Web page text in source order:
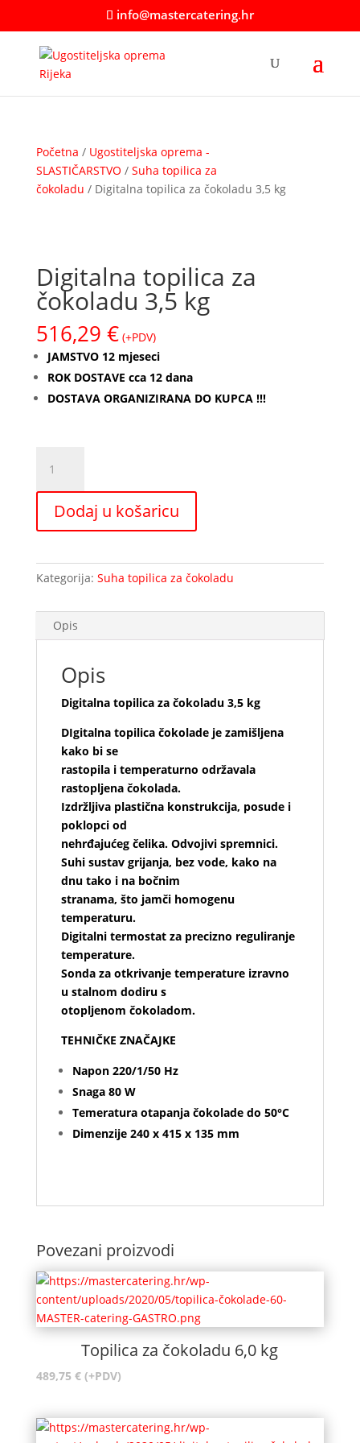
info@mastercatering.hr
Početna / Ugostiteljska oprema -
SLASTIČARSTVO / Suha topilica za
čokoladu / Digitalna topilica za čokoladu 3,5 kg
Digitalna topilica za
čokoladu 3,5 kg
516,29 € (+PDV)
JAMSTVO 12 mjeseci
ROK DOSTAVE cca 12 dana
DOSTAVA ORGANIZIRANA DO KUPCA !!!
topilica
za
čokoladu
3,5
količina
Dodaj u košaricu
Kategorija: Suha topilica za čokoladu
Opis
Opis
Digitalna topilica za čokoladu 3,5 kg
DIgitalna topilica čokolade je zamišljena
kako bi se
rastopila i temperaturno održavala
rastopljena čokolada.
Izdržljiva plastična konstrukcija, posude i
poklopci od
nehrđajućeg čelika. Odvojivi spremnici.
Suhi sustav grijanja, bez vode, kako na
dnu tako i na bočnim
stranama, što jamči homogenu
temperaturu.
Digitalni termostat za precizno reguliranje
temperature.
Sonda za otkrivanje temperature izravno
u stalnom dodiru s
otopljenom čokoladom.
TEHNIČKE ZNAČAJKE
Napon 220/1/50 Hz
Snaga 80 W
Temeratura otapanja čokolade do 50°C
Dimenzije 240 x 415 x 135 mm
Povezani proizvodi
Topilica za čokoladu 6,0 kg
489,75 € (+PDV)